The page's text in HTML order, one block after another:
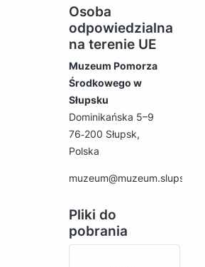
Osoba
odpowiedzialna
na terenie UE
Muzeum Pomorza
Środkowego w
Słupsku
Dominikańska 5–9
76‑200 Słupsk,
Polska
muzeum@muzeum.slupsk.pl
Pliki do
pobrania